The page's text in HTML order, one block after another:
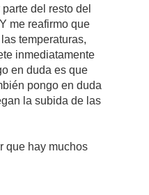
del resto del
me reafirmo que
temperaturas,
inmediatamente
en duda es que
pongo en duda
la subida de las
que hay muchos